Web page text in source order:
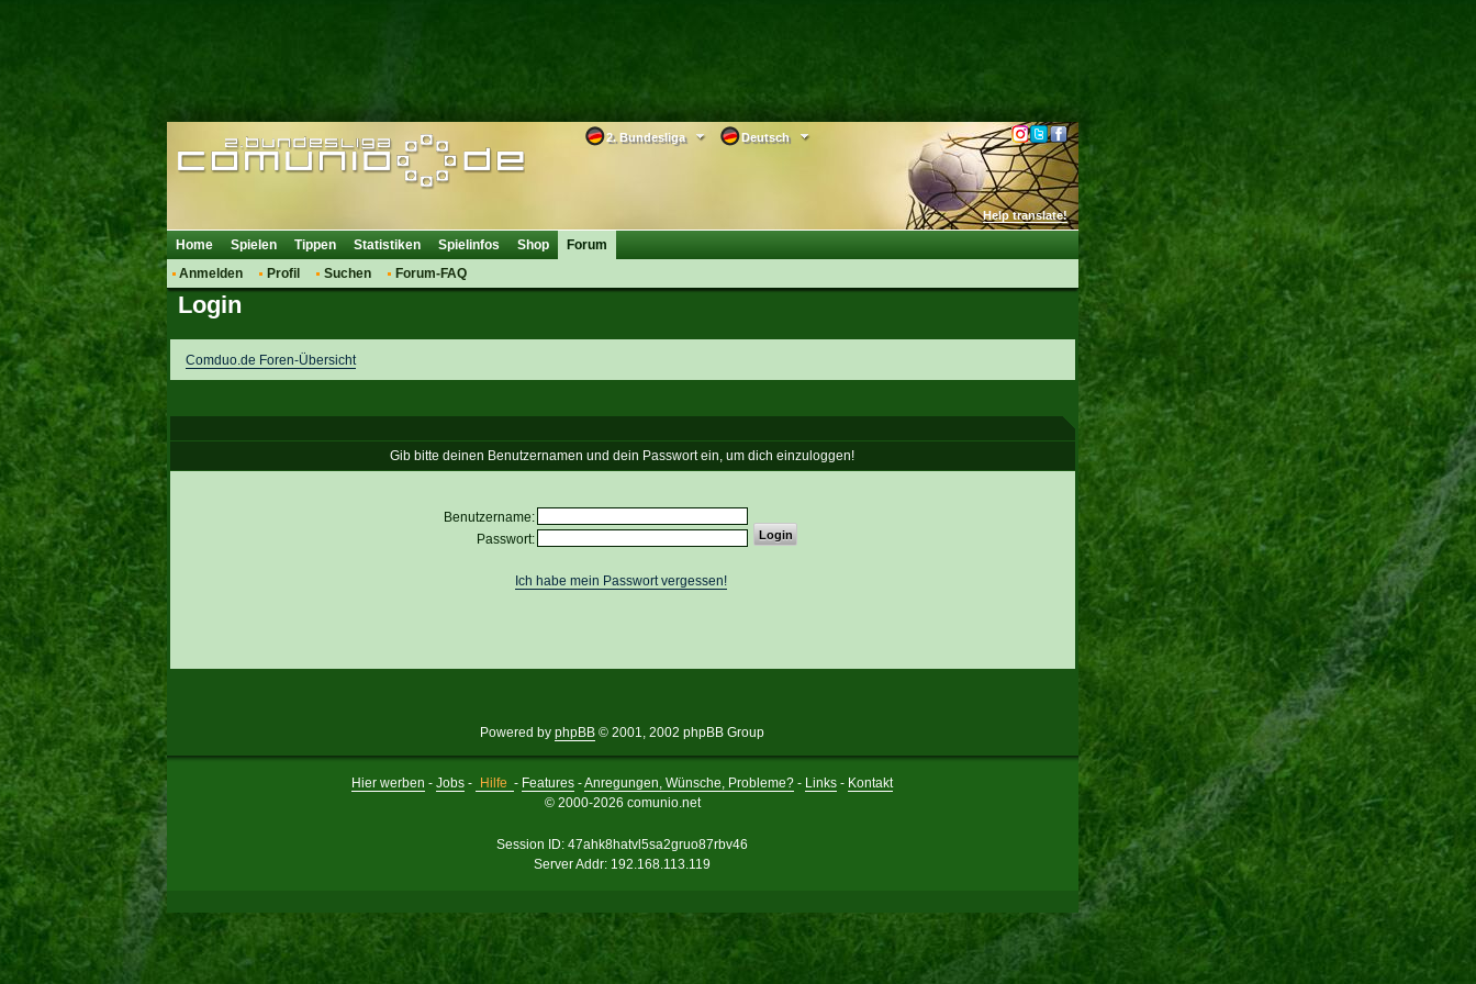
Deutsch
2. Bundesliga
Help translate!
Home Spielen Tippen Statistiken Spielinfos Shop
Forum
Anmelden
Profil Suchen Forum-FAQ
Login
Comduo.de Foren-Übersicht
Gib bitte deinen Benutzernamen und dein Passwort ein, um dich einzuloggen!
Benutzername:
Passwort:
Ich habe mein Passwort vergessen!
Powered by phpBB © 2001, 2002 phpBB Group
Hier werben - Jobs- Hilfe - Features -Anregungen, Wünsche, Probleme? - Links - Kontakt
© 2000-2026 comunio.net
Session ID: 47ahk8hatvl5sa2gruo87rbv46
Server Addr: 192.168.113.119